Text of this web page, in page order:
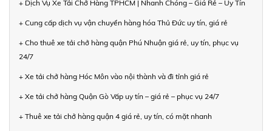
+ Dịch Vụ Xe Tải Chở Hàng TPHCM | Nhanh Chóng – Giá Rẻ – Uy Tín
+ Cung cấp dịch vụ vận chuyển hàng hóa Thủ Đức uy tín, giá rẻ
+ Cho thuê xe tải chở hàng quận Phú Nhuận giá rẻ, uy tín, phục vụ
24/7
+ Xe tải chở hàng Hóc Môn vào nội thành và đi tỉnh giá rẻ
+ Xe tải chở hàng Quận Gò Vấp uy tín – giá rẻ – phục vụ 24/7
+ Thuê xe tải chở hàng quận 4 giá rẻ, uy tín, có mặt nhanh